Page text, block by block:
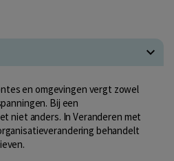
en omgevingen vergt zowel
Bij een
niet anders. In Veranderen met
behandelt